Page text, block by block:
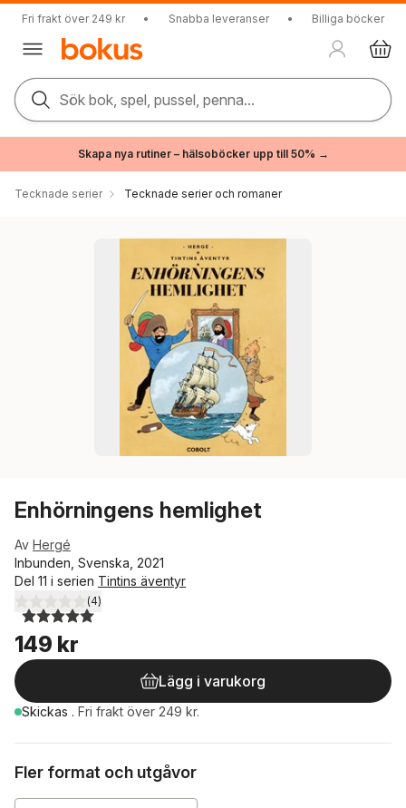
Fri frakt över 249 kr • Snabba leveranser • Billiga böcker
Sök bok, spel, pussel, penna...
Skapa nya rutiner – hälsoböcker upp till 50% →
Tecknade serier Tecknade serier och romaner
Enhörningens hemlighet
Av Hergé
Inbunden, Svenska, 2021
Del 11 i serien Tintins äventyr
5,0utav 5 stjärnor. Totalt antal röster:
(4)
149 kr
Lägg i varukorg
Skickas . Fri frakt över 249 kr.
Fler format och utgåvor